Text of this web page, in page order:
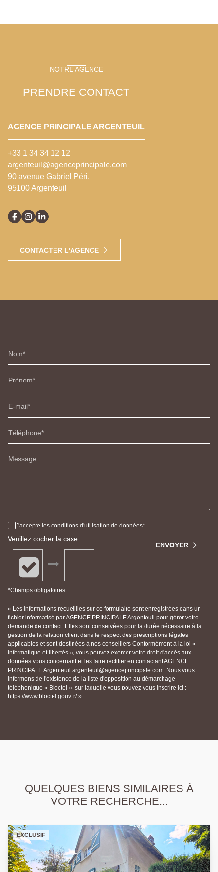
NOTRE AGENCE
PRENDRE CONTACT
AGENCE PRINCIPALE ARGENTEUIL
+33 1 34 34 12 12
argenteuil@agenceprincipale.com
90 avenue Gabriel Péri,
95100 Argenteuil
CONTACTER L'AGENCE
Nom
Prénom
E-mail
Téléphone
Message
J'accepte les conditions d'utilisation de données
Veuillez cocher la case
*Champs obligatoires
ENVOYER
« Les informations recueillies sur ce formulaire sont enregistrées dans un
fichier informatisé par AGENCE PRINCIPALE Argenteuil pour gérer votre
demande de contact. Elles sont conservées pour la durée nécessaire à la
gestion de la relation client dans le respect des prescriptions légales
applicables et sont destinées à nos conseillers Conformément à la loi «
informatique et libertés », vous pouvez exercer votre droit d'accès aux
données vous concernant et les faire rectifier en contactant AGENCE
PRINCIPALE Argenteuil argenteuil@agenceprincipale.com. Nous vous
informons de l'existence de la liste d'opposition au démarchage
téléphonique « Bloctel », sur laquelle vous pouvez vous inscrire ici :
https://www.bloctel.gouv.fr/ »
QUELQUES BIENS SIMILAIRES À
VOTRE RECHERCHE...
EXCLUSIF